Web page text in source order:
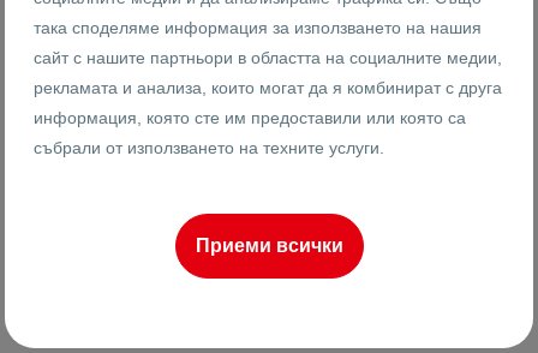
26214
Реф #
2-стаен
12от 15
76 m
Женя Драганова
така споделяме информация за използването на нашия
сайт с нашите партньори в областта на социалните медии,
рекламата и анализа, които могат да я комбинират с друга
информация, която сте им предоставили или която са
събрали от използването на техните услуги.
Приеми всички